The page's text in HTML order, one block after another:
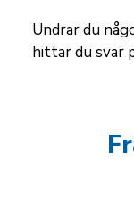
Undrar du
hittar du svar